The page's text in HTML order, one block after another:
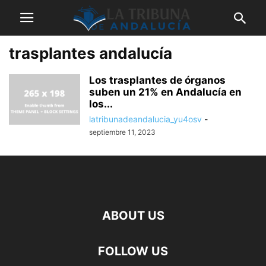
trasplantes andalucía
Los trasplantes de órganos
suben un 21% en Andalucía en
los...
latribunadeandalucia_yu4osv -
septiembre 11, 2023
ABOUT US
FOLLOW US